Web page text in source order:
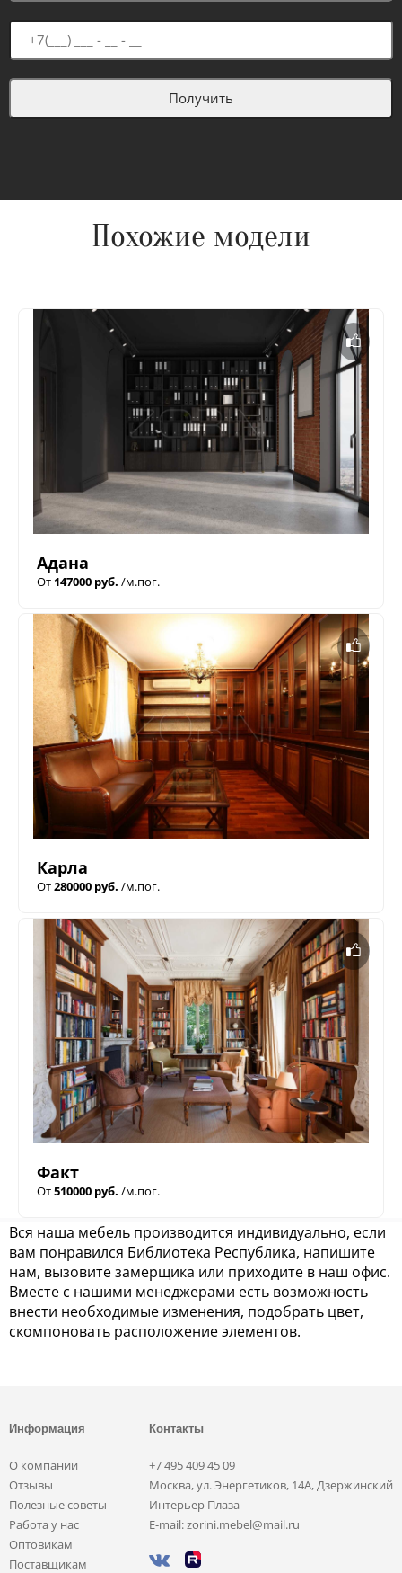
Похожие модели
Адана
От 147000 руб. /м.пог.
Карла
От280000 руб. /м.пог.
Факт
От510000 руб. /м.пог.
Вся наша мебель производится индивидуально, если
вам понравился Библиотека Республика, напишите
нам, вызовите замерщика или приходите в наш офис.
Вместе с нашими менеджерами есть возможность
внести необходимые изменения, подобрать цвет,
скомпоновать расположение элементов.
Информация
О компании
Отзывы
Полезные советы
Работа у нас
Оптовикам
Поставщикам
Контакты
+7 495 409 45 09
Москва, ул. Энергетиков, 14А, Дзержинский
Интерьер Плаза
E-mail: zorini.mebel@mail.ru